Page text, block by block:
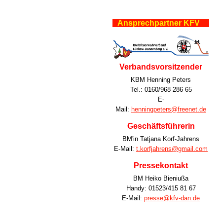
Ansprechpartner KFV
Verbandsvorsitzender
KBM Henning Peters
Tel.: 0160/968 286 65
E-
Mail: henningpeters@freenet.de
Geschäftsführerin
BM'in Tatjana Korf-Jahrens
E-Mail: t.korfjahrens@gmail.com
Pressekontakt
BM Heiko Bieniußa
Handy: 01523/415 81 67
E-Mail: presse@kfv-dan.de